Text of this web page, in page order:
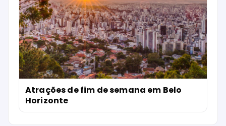
Atrações de fim de semana em Belo
Horizonte